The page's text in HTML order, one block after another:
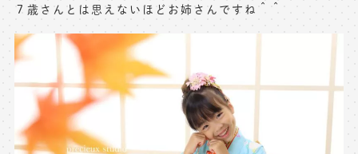
７歳さんとは思えないほどお姉さんですね＾＾